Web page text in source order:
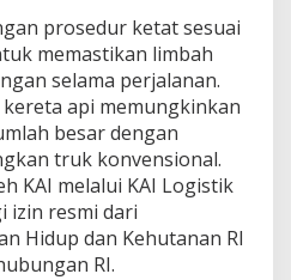
prosedur ketat sesuai
memastikan limbah
selama perjalanan.
api memungkinkan
besar dengan
truk konvensional.
KAI melalui KAI Logistik
izin resmi dari
Hidup dan Kehutanan RI
RI.